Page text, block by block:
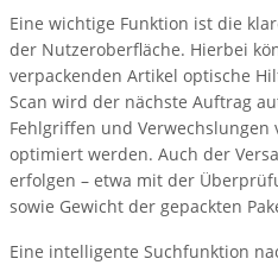
Eine wichtige Funktion ist die
der Nutzeroberfläche. Hierbei
verpackenden Artikel optische
Scan wird der nächste Auftrag
Fehlgriffen und
optimiert werden. Auch der
erfolgen – etwa mit der
sowie Gewicht der gepackten
Eine intelligente Suchfunktion